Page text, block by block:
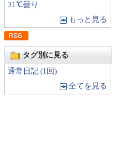
31℃曇り
もっと見る
タグ別に見る
通常日記 (1回)
全てを見る